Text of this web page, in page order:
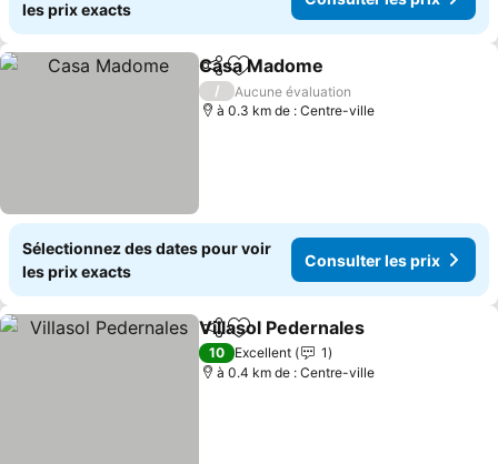
les prix exacts
PartagerAjouter à mes favoris
Casa Madome
/
Aucune évaluation
à 0.3 km de : Centre-ville
Sélectionnez des dates pour voir
les prix exacts
Consulter les prix
PartagerAjouter à mes favoris
Villasol Pedernales
10 Excellent
1
à 0.4 km de : Centre-ville